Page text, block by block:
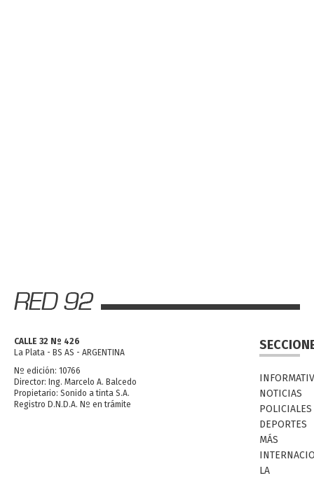
CALLE 32 Nº 426
La Plata - BS AS - ARGENTINA
Nº edición: 10766
Director: Ing. Marcelo A. Balcedo
Propietario: Sonido a tinta S.A.
Registro D.N.D.A. Nº en trámite
NOTICIAS
POLICIALES
DEPORTES
MÁS
LA